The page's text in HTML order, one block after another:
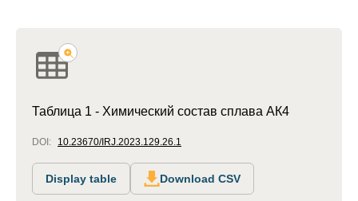
Таблица 1 - Химический состав сплава АК4
DOI: 10.23670/IRJ.2023.129.26.1
Display table Download CSV